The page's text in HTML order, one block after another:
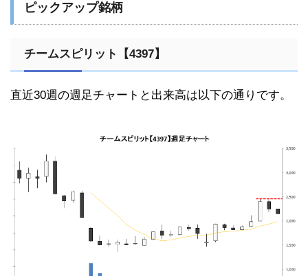
ピックアップ銘柄
チームスピリット【4397】
直近30週の週足チャートと出来高は以下の通りです。